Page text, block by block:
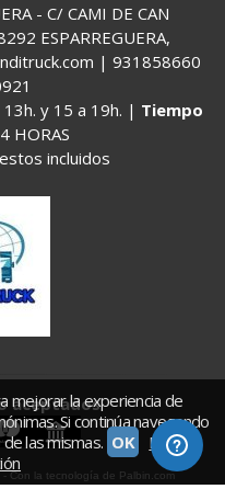
- C/ CAMI DE CAN
ESPARREGUERA,
| 931858660
y 15 a 19h. | Tiempo
HORAS
incluidos
aceptados
Con la tecnología de Palbin.com
mejorar la experiencia de
Si continúa navegando
las mismas. OK
Más